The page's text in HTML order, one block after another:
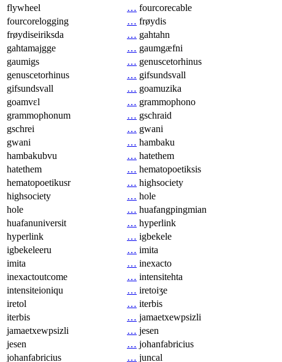
flywheel
… fourcorecable
fourcorelogging
… frøydis
frøydiseiriksda
… gahtahn
gahtamajgge
… gaumgæfni
gaumigs
… genuscetorhinus
genuscetorhinus
… gifsundsvall
gifsundsvall
… goamuzika
goamvɛl
… grammophono
grammophonum
… gschraid
gschrei
… gwani
gwani
… hambaku
hambakubvu
… hatethem
hatethem
… hematopoetiksis
hematopoetikusr
… highsociety
highsociety
… hole
hole
… huafangpingmian
huafanuniversit
… hyperlink
hyperlink
… igbekele
igbekeleeru
… imita
imita
… inexacto
inexactoutcome
… intensitehta
intensiteioniqu
… iretoiʒe
iretol
… iterbis
iterbis
… jamaetxewpsizli
jamaetxewpsizli
… jesen
jesen
… johanfabricius
johanfabricius
… juncal